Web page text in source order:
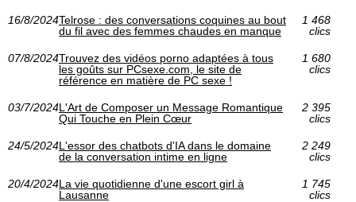
16/8/2024Telrose : des conversations coquines au bout
du fil avec des femmes chaudes en manque
1 468
clics
07/8/2024Trouvez des vidéos porno adaptées à tous
les goûts sur PCsexe.com, le site de
référence en matière de PC sexe !
1 680
clics
03/7/2024L'Art de Composer un Message Romantique
Qui Touche en Plein Cœur
2 395
clics
24/5/2024L'essor des chatbots d'IA dans le domaine
de la conversation intime en ligne
2 249
clics
20/4/2024La vie quotidienne d'une escort girl à
Lausanne
1 745
clics